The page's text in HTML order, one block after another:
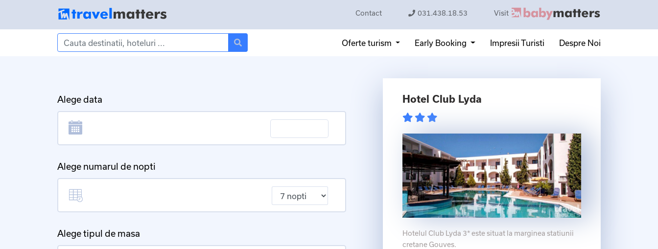
Contact 031.438.18.53 Visit
Oferte turism Early Booking Impresii Turisti Despre Noi
Alege data
Alege numarul de nopti
Alege tipul de masa
Hotel Club Lyda
Hotelul Club Lyda 3* este situat la marginea statiunii
cretane Gouves.